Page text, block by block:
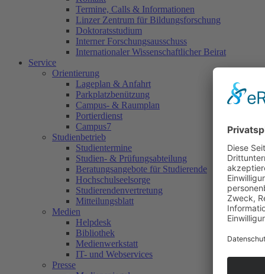
Termine, Calls & Informationen
Linzer Zentrum für Bildungsforschung
Doktoratsstudium
Interner Forschungsausschuss
Internationaler Wissenschaftlicher Beirat
Service
Orientierung
Lageplan & Anfahrt
Parkplatzbenützung
Campus- & Raumplan
Portierdienst
Campus7
Studienbetrieb
Studientermine
Studien- & Prüfungsabteilung
Beratungsangebote für Studierende
Hochschulseelsorge
Studierendenvertretung
Mitteilungsblatt
Medien
Helpdesk
Bibliothek
Medienwerkstatt
IT- und Webservices
Presse